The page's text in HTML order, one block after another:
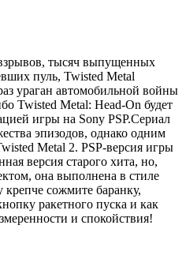
тысяч выпущенных
пуль, Twisted Metal
ураган автомобильной войны
Twisted Metal: Head-On будет
игры на Sony PSP.Сериал
эпизодов, однако одним
Metal 2. PSP-версия игры
версия старого хита, но,
она выполнена в стиле
сожмите баранку,
ракетного пуска и как
и спокойствия!